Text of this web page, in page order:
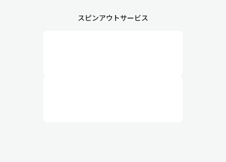
スピンアウトサービス